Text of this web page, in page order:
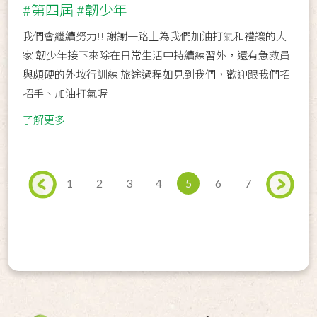
#第四屆 #韌少年
我們會繼續努力!! 謝謝一路上為我們加油打氣和禮讓的大
家 韌少年接下來除在日常生活中持續練習外，還有急救員
與頗硬的外垵行訓練 旅途過程如見到我們，歡迎跟我們招
招手、加油打氣喔
了解更多
1 2 3 4 5 6 7